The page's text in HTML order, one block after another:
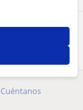
Cuéntanos